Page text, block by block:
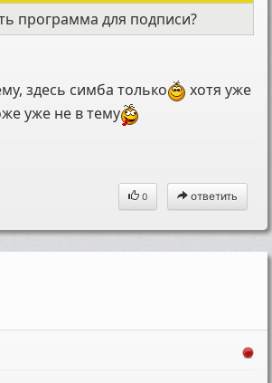
программа для подписи?
здесь симба только
хотя уже
уже не в тему
0 ответить